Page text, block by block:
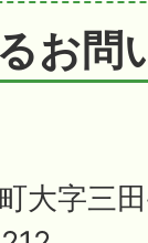
お問
大字三